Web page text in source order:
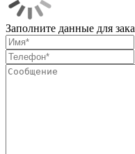
Заполните данные для